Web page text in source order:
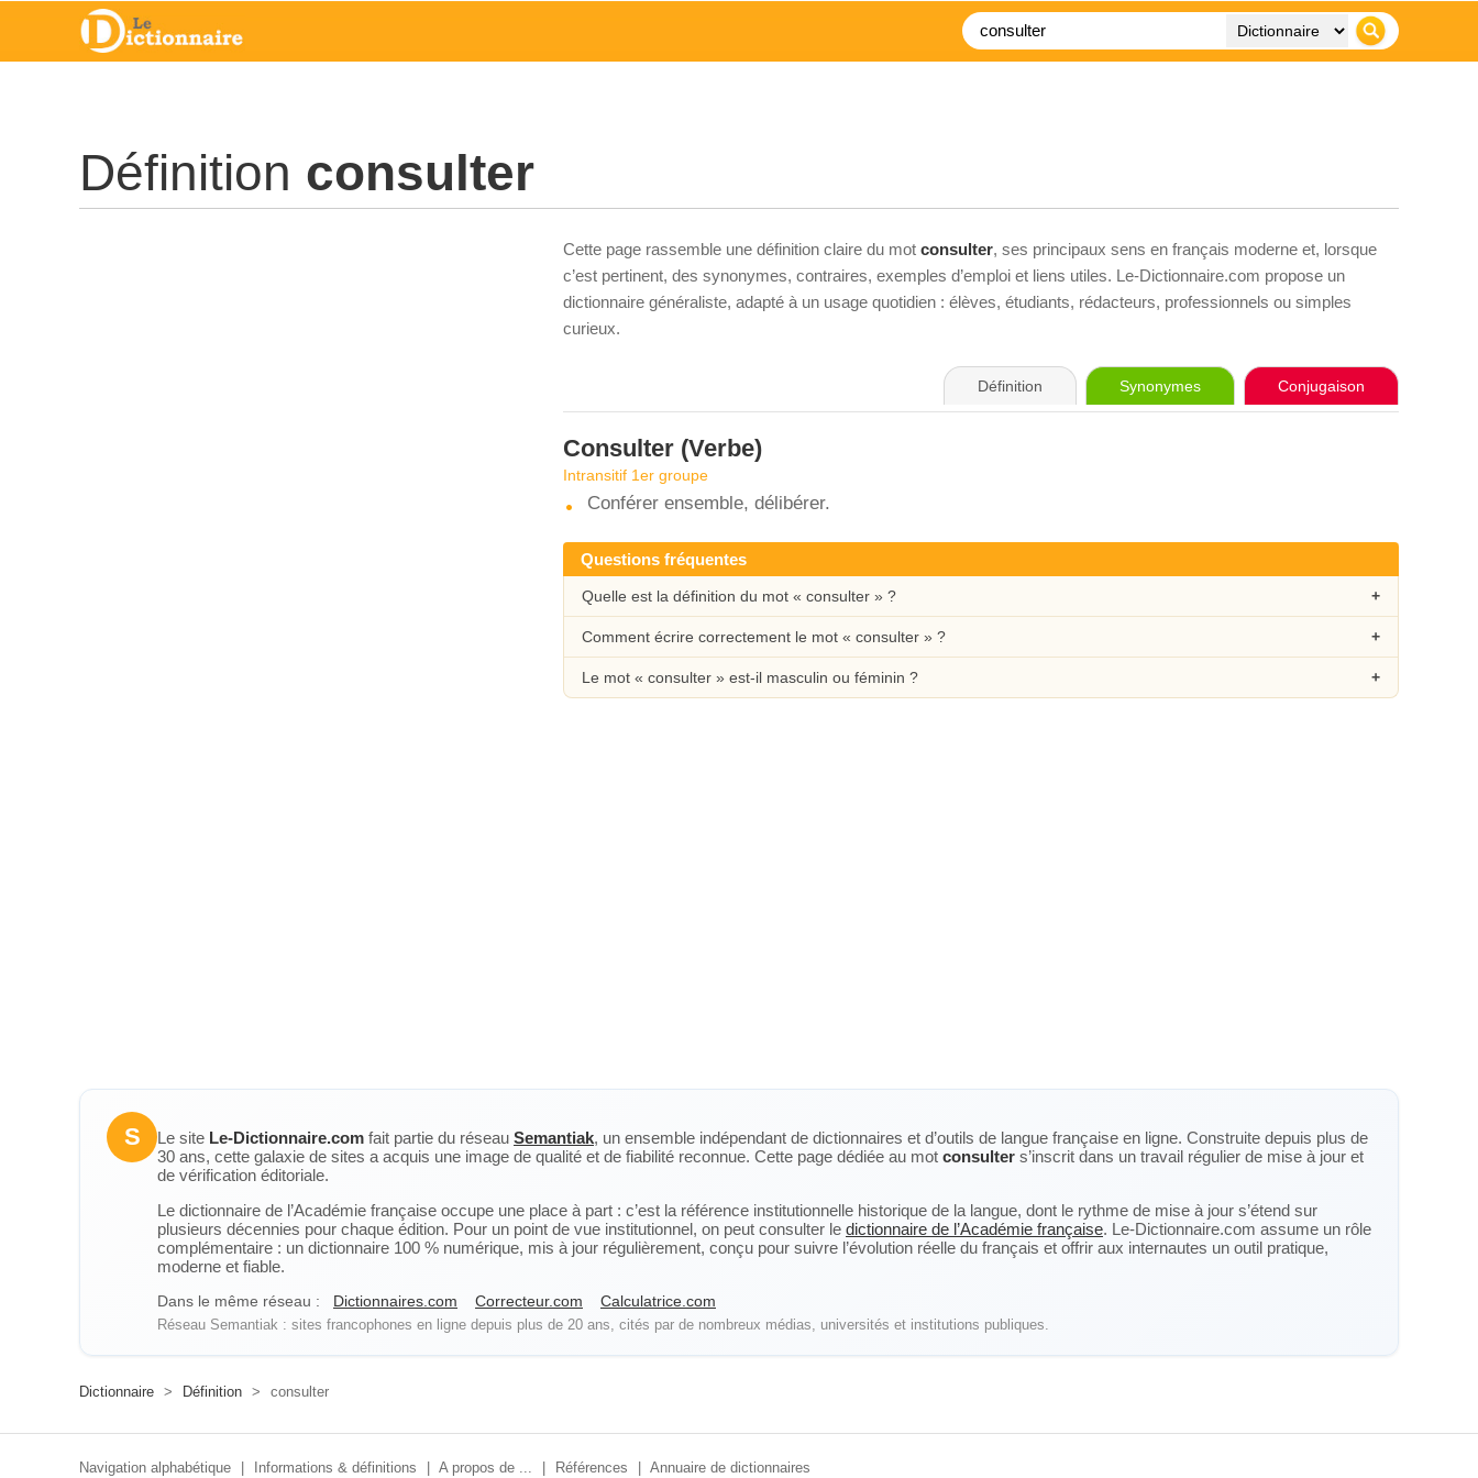
Définition consulter
Cette page rassemble une définition claire du mot consulter, ses principaux sens en français moderne et, lorsque
c’est pertinent, des synonymes, contraires, exemples d’emploi et liens utiles. Le-Dictionnaire.com propose un
dictionnaire généraliste, adapté à un usage quotidien : élèves, étudiants, rédacteurs, professionnels ou simples
curieux.
Définition Synonymes Conjugaison
Consulter (Verbe)
Intransitif 1er groupe
Conférer ensemble, délibérer.
Questions fréquentes
Quelle est la définition du mot « consulter » ?
Comment écrire correctement le mot « consulter » ?
Le mot « consulter » est-il masculin ou féminin ?
S Le site Le-Dictionnaire.com fait partie du réseau Semantiak, un ensemble indépendant de dictionnaires et d’outils de langue française en ligne. Construite depuis plus de
30 ans, cette galaxie de sites a acquis une image de qualité et de fiabilité reconnue. Cette page dédiée au mot consulter s’inscrit dans un travail régulier de mise à jour et
de vérification éditoriale.
Le dictionnaire de l’Académie française occupe une place à part : c’est la référence institutionnelle historique de la langue, dont le rythme de mise à jour s’étend sur
plusieurs décennies pour chaque édition. Pour un point de vue institutionnel, on peut consulter le dictionnaire de l’Académie française. Le-Dictionnaire.com assume un rôle
complémentaire : un dictionnaire 100 % numérique, mis à jour régulièrement, conçu pour suivre l’évolution réelle du français et offrir aux internautes un outil pratique,
moderne et fiable.
Dans le même réseau : Dictionnaires.com Correcteur.com Calculatrice.com
Réseau Semantiak : sites francophones en ligne depuis plus de 20 ans, cités par de nombreux médias, universités et institutions publiques.
Dictionnaire > Définition > consulter
Navigation alphabétique Informations & définitions A propos de ... Références Annuaire de dictionnaires